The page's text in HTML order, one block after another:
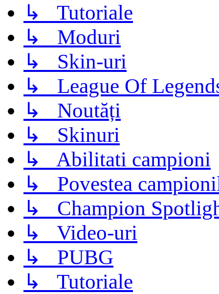
↳ Tutoriale
↳ Moduri
↳ Skin-uri
↳ League Of
↳ Noutăți
↳ Skinuri
↳ Abilitati campioni
↳ Povestea
↳ Champion
↳ Video-uri
↳ PUBG
↳ Tutoriale